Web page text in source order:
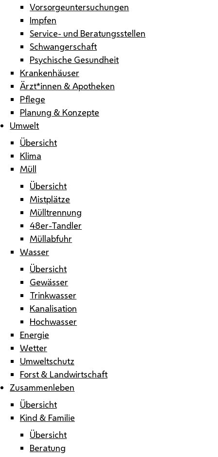
Vorsorgeuntersuchungen
Impfen
Service- und Beratungsstellen
Schwangerschaft
Psychische Gesundheit
Krankenhäuser
Ärzt*innen & Apotheken
Pflege
Planung & Konzepte
Umwelt
Übersicht
Klima
Müll
Übersicht
Mistplätze
Mülltrennung
48er-Tandler
Müllabfuhr
Wasser
Übersicht
Gewässer
Trinkwasser
Kanalisation
Hochwasser
Energie
Wetter
Umweltschutz
Forst & Landwirtschaft
Zusammenleben
Übersicht
Kind & Familie
Übersicht
Beratung